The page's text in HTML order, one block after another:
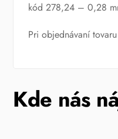
kód 278,24 – 0,28
Pri objednávaní
Kde nás